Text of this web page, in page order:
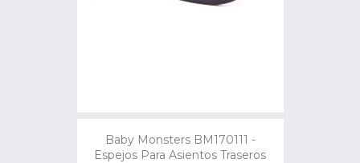
Baby Monsters BM170111 -
Espejos Para Asientos Traseros